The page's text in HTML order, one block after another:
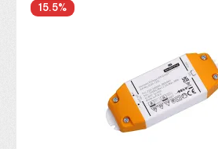
15.5%